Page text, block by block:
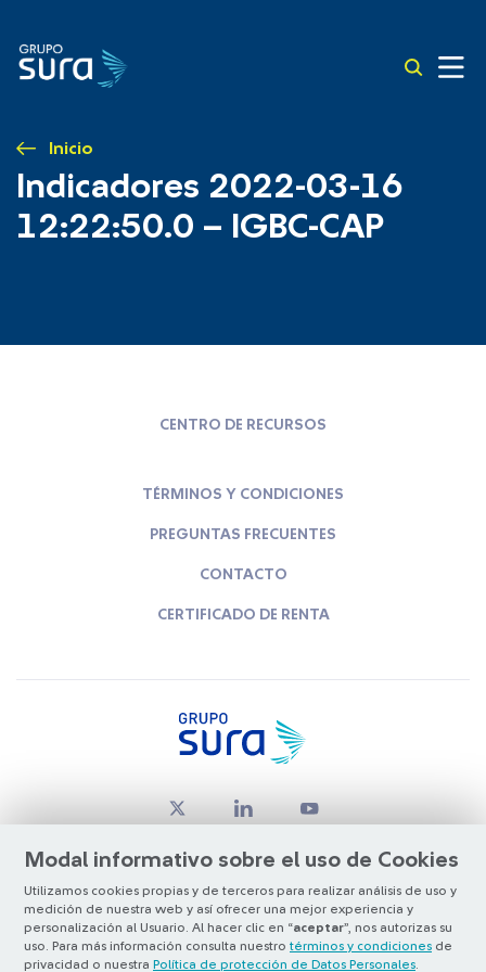
Inicio
Indicadores 2022-03-16
12:22:50.0 – IGBC-CAP
Modal informativo sobre el uso de Cookies
Utilizamos cookies propias y de terceros para realizar análisis de uso y
medición de nuestra web y así ofrecer una mejor experiencia y
personalización al Usuario. Al hacer clic en “aceptar”, nos autorizas su
uso. Para más información consulta nuestro términos y condiciones de
privacidad o nuestra Política de protección de Datos Personales
CENTRO DE RECURSOS
TÉRMINOS Y CONDICIONES
PREGUNTAS FRECUENTES
CONTACTO
CERTIFICADO DE RENTA
© Copyright Grupo SURA 2026